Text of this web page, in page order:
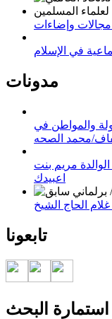
مجالات وإضاءات
مدونات
والمواطن في
محمد الصحه
مريم بنت
اعبيدك
الحاج الشيخ
تابعونا
استمارة البحث